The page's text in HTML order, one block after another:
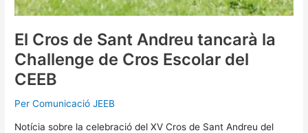
El Cros de Sant Andreu tancarà la
Challenge de Cros Escolar del
CEEB
Per Comunicació JEEB
Notícia sobre la celebració del XV Cros de Sant Andreu del